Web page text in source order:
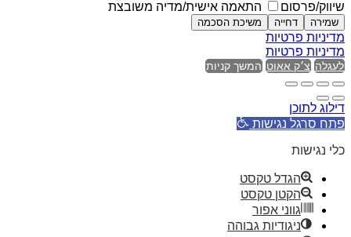
שיווק/פרסום
התאמה אישית/מדיה משובצת
שמירה דחייה משיכת הסכמה
מדיניות פרטיות
מדיניות פרטיות
לעגלה צ׳ק אאוט המשך קניות
דילוג לתוכן
פתח סרגל נגישות
כלי נגישות
הגדל טקסט
הקטן טקסט
גווני אפור
ניגודיות גבוהה